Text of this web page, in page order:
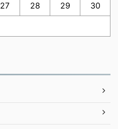
27 28 29 30